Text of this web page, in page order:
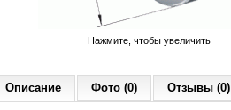
Нажмите, чтобы увеличить
Описание Фото (0) Отзывы (0)